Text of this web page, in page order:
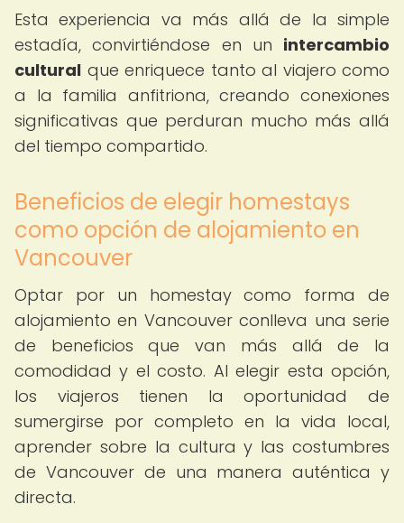
Esta experiencia va más allá de la simple
estadía, convirtiéndose en un intercambio
cultural que enriquece tanto al viajero como
a la familia anfitriona, creando conexiones
significativas que perduran mucho más allá
del tiempo compartido.
Beneficios de elegir homestays
como opción de alojamiento en
Vancouver
Optar por un homestay como forma de
alojamiento en Vancouver conlleva una serie
de beneficios que van más allá de la
comodidad y el costo. Al elegir esta opción,
los viajeros tienen la oportunidad de
sumergirse por completo en la vida local,
aprender sobre la cultura y las costumbres
de Vancouver de una manera auténtica y
directa.